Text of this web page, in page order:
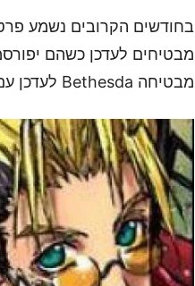
מבטיחים לעדכן כשהם
מבטיחה Bethesda לעדכן עם פרטים חדשים אודותיו.